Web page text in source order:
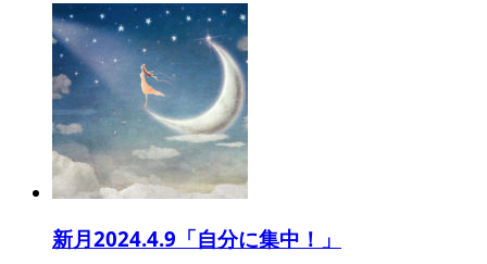
新月2024.4.9「自分に集中！」